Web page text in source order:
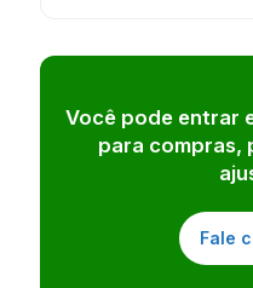
Você pode entrar
para compras,
Fale